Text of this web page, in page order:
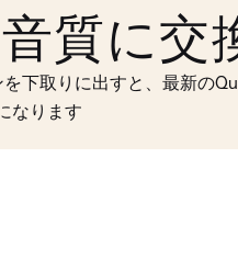
質に交
下取りに出すと、最新の
なります